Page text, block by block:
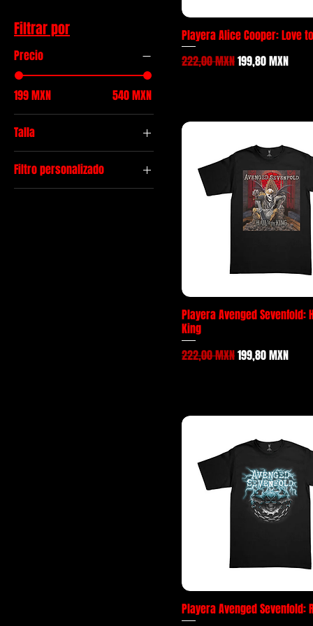
Filtrar por
Precio
199 MXN 540 MXN
Talla
L
M
S
Filtro personalizado
Metal
Playera Alice Cooper: Love
Precio
222,00 MXNPrecio de oferta
199,80 MXN
Playera Avenged Sevenfold:
King
Precio
222,00 MXNPrecio de oferta
199,80 MXN
Playera Avenged Sevenfold: